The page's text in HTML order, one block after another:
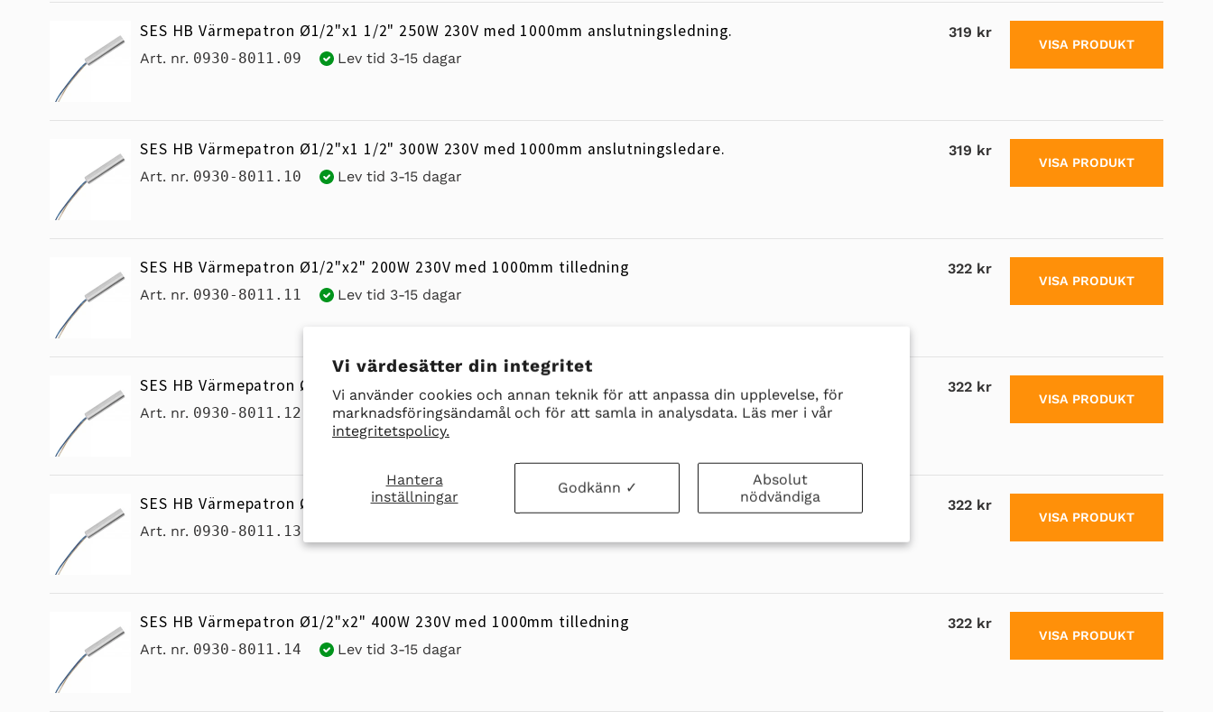
Vi värdesätter din integritet
Vi använder cookies och annan teknik för att anpassa din upplevelse, för
marknadsföringsändamål och för att samla in analysdata. Läs mer i vår
integritetspolicy.
Hantera
inställningar
Godkänn ✓
Absolut
nödvändiga
SES HB Värmepatron Ø1/2"x1 1/2" 250W 230V med 1000mm anslutningsledning.
Art. nr. 0930-8011.09 Lev tid 3-15 dagar
319 kr
VISA PRODUKT
SES HB Värmepatron Ø1/2"x1 1/2" 300W 230V med 1000mm anslutningsledare.
Art. nr. 0930-8011.10 Lev tid 3-15 dagar
319 kr
VISA PRODUKT
SES HB Värmepatron Ø1/2"x2" 200W 230V med 1000mm tilledning
Art. nr. 0930-8011.11 Lev tid 3-15 dagar
322 kr
VISA PRODUKT
SES HB Värmepatron Ø1/2"x2" 250W 230V med 1000mm tilledning
Art. nr. 0930-8011.12 Lev tid 3-15 dagar
322 kr
VISA PRODUKT
SES HB Värmepatron Ø1/2"x2" 300W 230V med 1000mm tilledning
Art. nr. 0930-8011.13
322 kr
VISA PRODUKT
SES HB Värmepatron Ø1/2"x2" 400W 230V med 1000mm tilledning
Art. nr. 0930-8011.14 Lev tid 3-15 dagar
322 kr
VISA PRODUKT